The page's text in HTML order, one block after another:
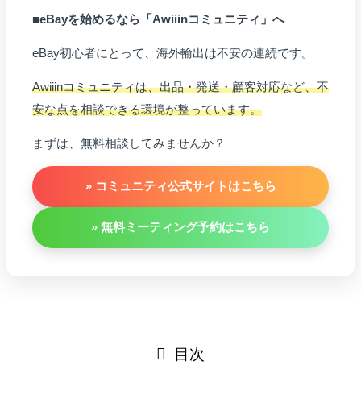
■eBayを始めるなら「Awiiinコミュニティ」へ
eBay初心者にとって、海外輸出は不安の連続です。
Awiiinコミュニティは、出品・発送・顧客対応など、不
安な点を相談できる環境が整っています。
まずは、無料相談してみませんか？
» コミュニティ公式サイトはこちら
» 無料ミーティング予約はこちら
目次